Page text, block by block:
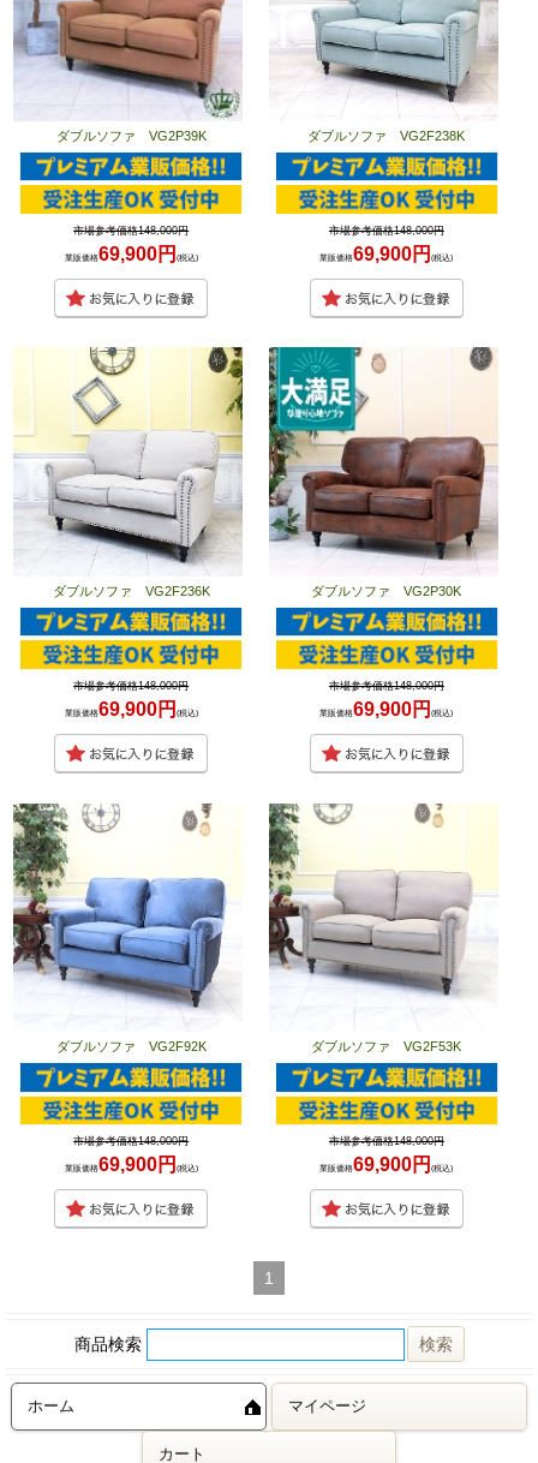
ダブルソファ VG2P39K
市場参考価格148,000円
業販価格69,900円 (税込)
ダブルソファ VG2F238K
市場参考価格148,000円
業販価格69,900円(税込)
ダブルソファ VG2F236K
市場参考価格148,000円
業販価格69,900円 (税込)
ダブルソファ VG2P30K
市場参考価格148,000円
業販価格69,900円(税込)
ダブルソファ VG2F92K
市場参考価格148,000円
業販価格69,900円 (税込)
ダブルソファ VG2F53K
市場参考価格148,000円
業販価格69,900円(税込)
1
商品検索
ホーム マイページ
カート